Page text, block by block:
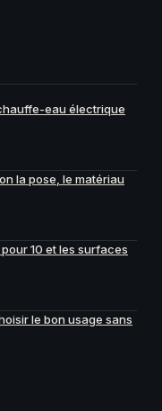
eau électrique
la pose, le matériau
10 et les surfaces
le bon usage sans